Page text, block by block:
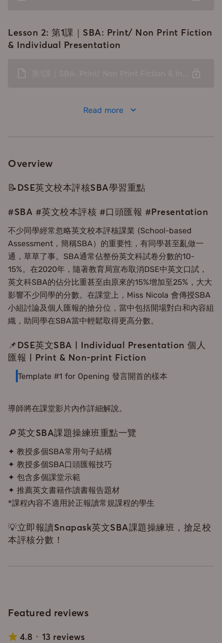
Lesson 2: 第1課｜SBA: Print/ Non Print Fiction
& Individual Presentation
Read more
Overview
📝DSE英文校本評核SBA學習重點
#SBA #英文校本評核 #口頭匯報 #Presentation
不少同學經常忽略英文校本評核課業 (School-based
Assessment，簡稱SBA）的重要性，有同學甚至亂做一
通，草草了事。SBA通常佔整份英文科試卷分數的10-
15%。在2020年，隨著教育局宣布取消DSE中英文口試，
英文科SBA的佔分比重甚至由原來的15%增加至25%，大大
影響不少同學的分數。在課堂上，Miss Nicola 會傳授SBA
小組討論及個人匯報的搶分位，當中包括開場對白和內容組
織，助同學在SBA當中輕鬆取得更高分數。
📌DSE英文SBA | Individual Presentation 個人
匯報 | Print & Non-print Fiction
Template #1 for Opening 發言開首的樣本
導師將在課堂影片內作詳細解說。
🔎英文SBA課題操練班重點一覽
✦ 教授多個SBA常用句子結構
✦ 教授多個SBA口頭匯報技巧
✦ 包含多個課堂示範
✦ 推薦英文書籍作讀書報告題材
*課程內容不適用於正報讀常規課程的學生
💡立即報讀Snapask英文SBA課題操練班，搶足校
本評核分數！
Featured reviews
4.8 13 reviews